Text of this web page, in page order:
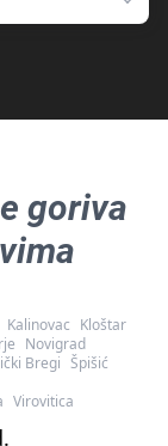
goriva
Kalinovac Kloštar
Novigrad
Bregi Špišić
Virovitica